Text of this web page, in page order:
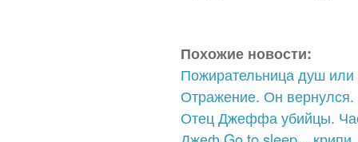
Похожие новости:
Пожирательница душ
Отражение. Он вернулся.
Отец Джеффа убийцы.